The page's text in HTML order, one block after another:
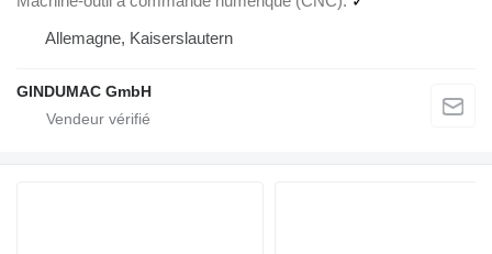
Allemagne, Kaiserslautern
GINDUMAC GmbH